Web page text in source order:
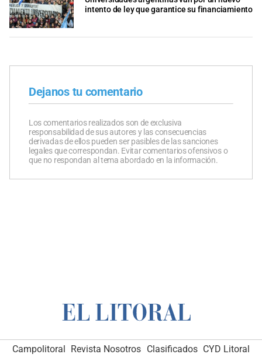
intento de ley que garantice su financiamiento
Dejanos tu comentario
Los comentarios realizados son de exclusiva
responsabilidad de sus autores y las consecuencias
derivadas de ellos pueden ser pasibles de las sanciones
legales que correspondan. Evitar comentarios ofensivos o
que no respondan al tema abordado en la información.
Campolitoral Revista Nosotros Clasificados CYD Litoral